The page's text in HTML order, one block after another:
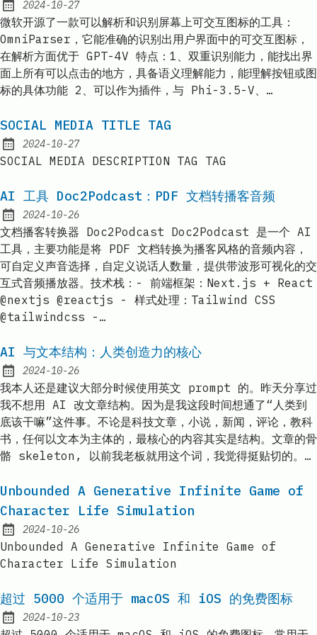
Published:
2024-10-27
微软开源了一款可以解析和识别屏幕上可交互图标的工具：
OmniParser，它能准确的识别出用户界面中的可交互图标，
在解析方面优于 GPT-4V 特点：1、双重识别能力，能找出界
面上所有可以点击的地方，具备语义理解能力，能理解按钮或图
标的具体功能 2、可以作为插件，与 Phi-3.5-V、…
SOCIAL MEDIA TITLE TAG
Published:
2024-10-27
SOCIAL MEDIA DESCRIPTION TAG TAG
AI 工具 Doc2Podcast：PDF 文档转播客音频
Published:
2024-10-26
文档播客转换器 Doc2Podcast Doc2Podcast 是一个 AI
工具，主要功能是将 PDF 文档转换为播客风格的音频内容，
可自定义声音选择，自定义说话人数量，提供带波形可视化的交
互式音频播放器。技术栈：- 前端框架：Next.js + React
@nextjs @reactjs - 样式处理：Tailwind CSS
@tailwindcss -…
AI 与文本结构：人类创造力的核心
Published:
2024-10-26
我本人还是建议大部分时候使用英文 prompt 的。昨天分享过
我不想用 AI 改文章结构。因为是我这段时间想通了“人类到
底该干嘛”这件事。不论是科技文章，小说，新闻，评论，教科
书，任何以文本为主体的，最核心的内容其实是结构。文章的骨
骼 skeleton, 以前我老板就用这个词，我觉得挺贴切的。…
Unbounded A Generative Infinite Game of
Character Life Simulation
Published:
2024-10-26
Unbounded A Generative Infinite Game of
Character Life Simulation
超过 5000 个适用于 macOS 和 iOS 的免费图标
Published:
2024-10-23